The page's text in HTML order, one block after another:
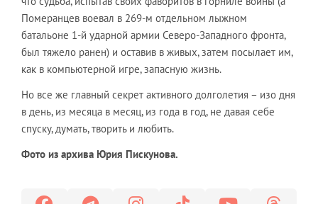
Померанцев воевал в 269-м отдельном лыжном
батальоне 1-й ударной армии Северо-Западного фронта,
был тяжело ранен) и оставив в живых, затем посылает им,
как в компьютерной игре, запасную жизнь.
Но все же главный секрет активного долголетия – изо дня
в день, из месяца в месяц, из года в год, не давая себе
спуску, думать, творить и любить.
Фото из архива Юрия Пискунова.